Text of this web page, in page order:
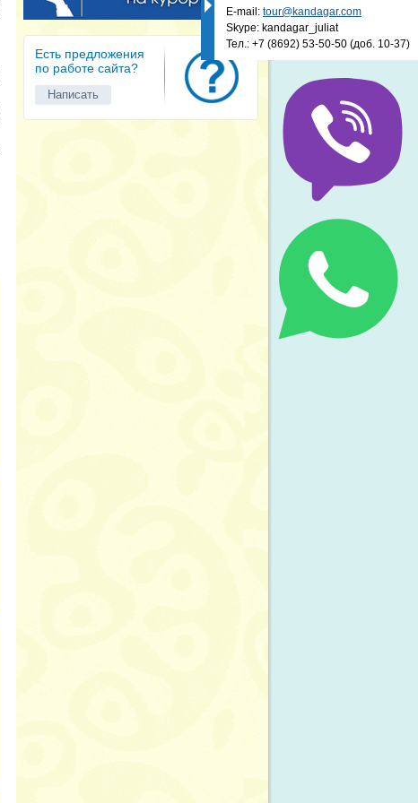
E-mail: tour@kandagar.com
Skype: kandagar_juliat
Тел.: +7 (8692) 53-50-50 (доб. 10-37)
Есть предложения
по работе сайта?
Написать